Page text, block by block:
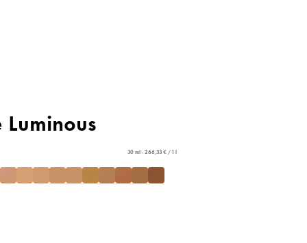
Luminous
30 ml - 266,33 € / 1 l